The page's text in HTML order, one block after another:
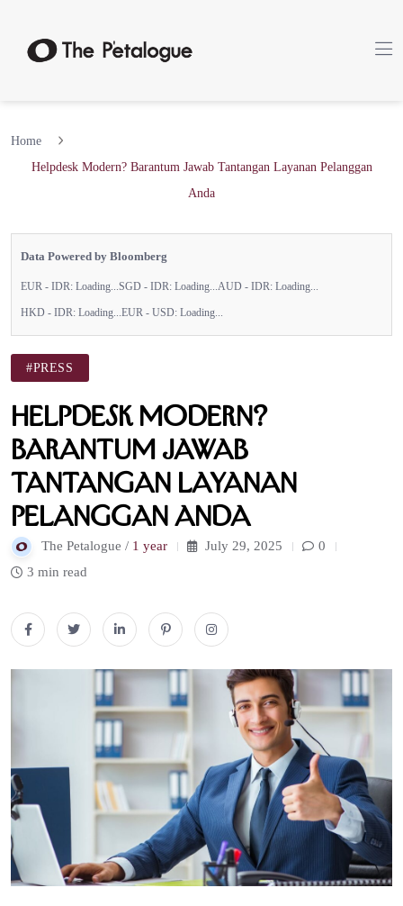
Home
Helpdesk Modern? Barantum Jawab Tantangan Layanan Pelanggan
Anda
Data Powered by Bloomberg
EUR - IDR: Loading... SGD - IDR: Loading... AUD - IDR: Loading...
HKD - IDR: Loading... EUR - USD: Loading...
#PRESS
Helpdesk Modern?
Barantum Jawab
Tantangan Layanan
Pelanggan Anda
The Petalogue / 1 year July 29, 2025
0
3 min read